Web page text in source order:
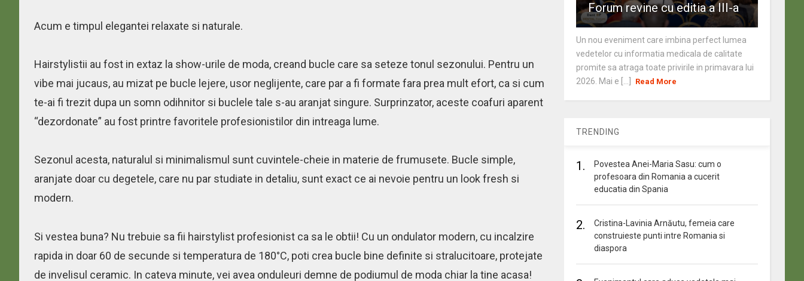
Acum e timpul elegantei relaxate si naturale.
Hairstylistii au fost in extaz la show-urile de moda, creand bucle care sa seteze tonul sezonului. Pentru un
vibe mai jucaus, au mizat pe bucle lejere, usor neglijente, care par a fi formate fara prea mult efort, ca si cum
te-ai fi trezit dupa un somn odihnitor si buclele tale s-au aranjat singure. Surprinzator, aceste coafuri aparent
“dezordonate” au fost printre favoritele profesionistilor din intreaga lume.
Sezonul acesta, naturalul si minimalismul sunt cuvintele-cheie in materie de frumusete. Bucle simple,
aranjate doar cu degetele, care nu par studiate in detaliu, sunt exact ce ai nevoie pentru un look fresh si
modern.
Si vestea buna? Nu trebuie sa fii hairstylist profesionist ca sa le obtii! Cu un ondulator modern, cu incalzire
rapida in doar 60 de secunde si temperatura de 180°C, poti crea bucle bine definite si stralucitoare, protejate
de invelisul ceramic. In cateva minute, vei avea onduleuri demne de podiumul de moda chiar la tine acasa!
Forum revine cu editia a III-a
Un nou eveniment care imbina perfect lumea
vedetelor cu informatia medicala de calitate
promite sa atraga toate privirile in primavara lui
2026. Mai e [...]
Read More
TRENDING
1.
Povestea Anei-Maria Sasu: cum o
profesoara din Romania a cucerit
educatia din Spania
2.
Cristina-Lavinia Arnăutu, femeia care
construieste punti intre Romania si
diaspora